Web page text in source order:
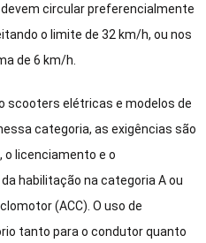
circular preferencialmente
o limite de 32 km/h, ou nos
de 6 km/h.
scooters elétricas e modelos de
categoria, as exigências são
o licenciamento e o
habilitação na categoria A ou
(ACC). O uso de
tanto para o condutor quanto